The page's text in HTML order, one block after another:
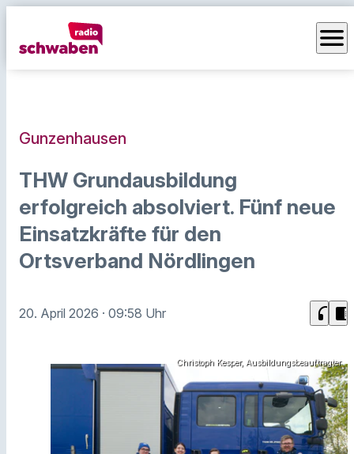
menu
Gunzenhausen
THW Grundausbildung
erfolgreich absolviert. Fünf neue
Einsatzkräfte für den
Ortsverband Nördlingen
20. April 2026 · 09:58 Uhr headphones chrome_reader_mode
Christoph Kesper, Ausbildungsbeauftragter